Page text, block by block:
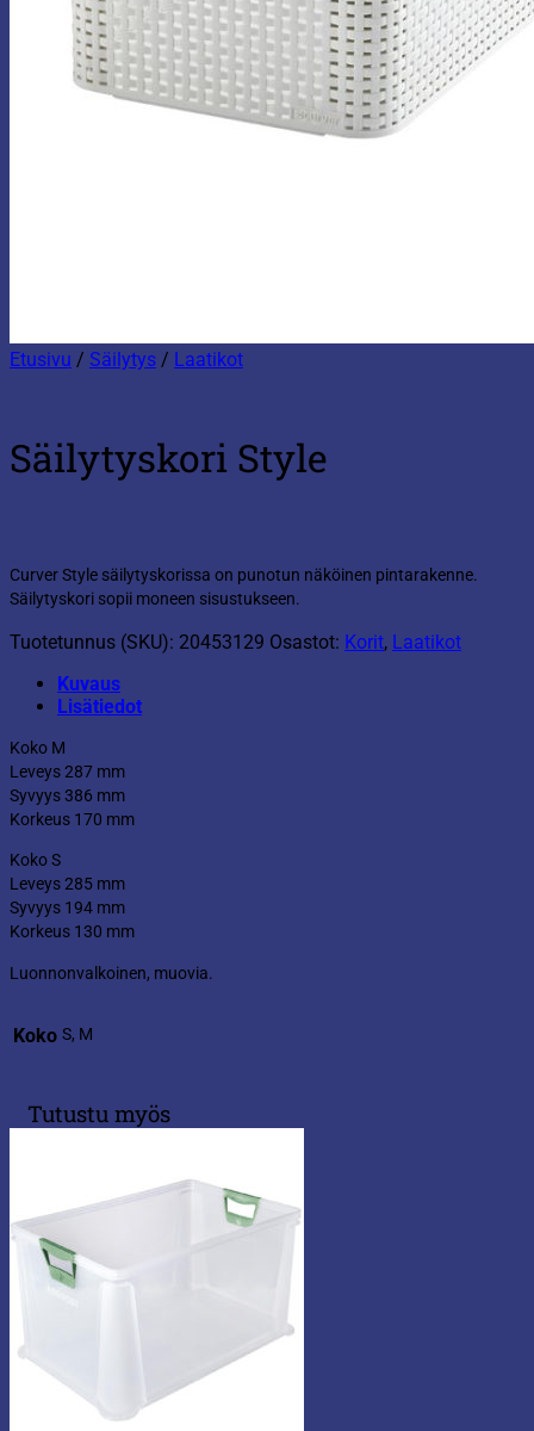
Etusivu / Säilytys / Laatikot
Säilytyskori Style
Curver Style säilytyskorissa on punotun näköinen pintarakenne.
Säilytyskori sopii moneen sisustukseen.
Tuotetunnus (SKU): 20453129 Osastot: Korit, Laatikot
Kuvaus
Lisätiedot
Koko M
Leveys 287 mm
Syvyys 386 mm
Korkeus 170 mm
Koko S
Leveys 285 mm
Syvyys 194 mm
Korkeus 130 mm
Luonnonvalkoinen, muovia.
Koko S, M
Tutustu myös